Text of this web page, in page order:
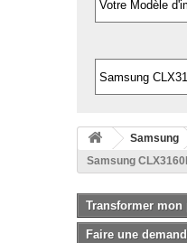
Samsung
Samsung
Transformer mon
Faire une